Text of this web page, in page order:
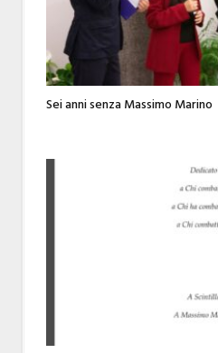
Sei anni senza Massimo Marino